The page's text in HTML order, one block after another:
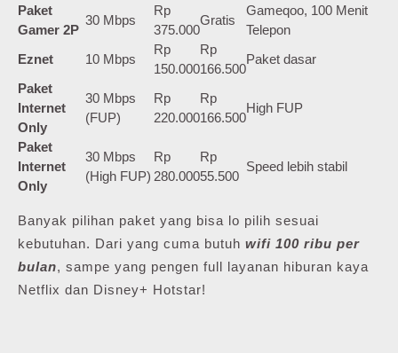
Paket
Gamer 2P
30 Mbps
Rp
375.000
Gratis
Gameqoo, 100 Menit
Telepon
Eznet
10 Mbps
Rp
150.000
Rp
166.500
Paket dasar
Paket
Internet
Only
30 Mbps
(FUP)
Rp
220.000
Rp
166.500
High FUP
Paket
Internet
Only
30 Mbps
(High FUP)
Rp
280.000
Rp
55.500
Speed lebih stabil
Banyak pilihan paket yang bisa lo pilih sesuai
kebutuhan. Dari yang cuma butuh wifi 100 ribu per
bulan, sampe yang pengen full layanan hiburan kaya
Netflix dan Disney+ Hotstar!